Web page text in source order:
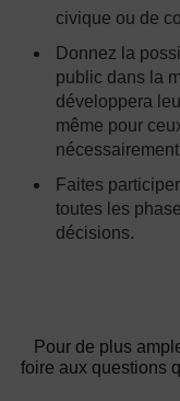
civique ou de
Donnez la
public dans la
développera
même pour
Faites
toutes les
décisions.
Pour de plus
foire aux questions